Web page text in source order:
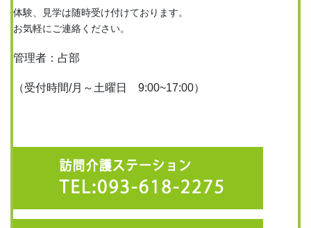
体験、見学は随時受け付けております。
お気軽にご連絡ください。
管理者：占部
（受付時間/月～土曜日 9:00~17:00）